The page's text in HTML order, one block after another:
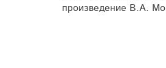
произведение В.А.